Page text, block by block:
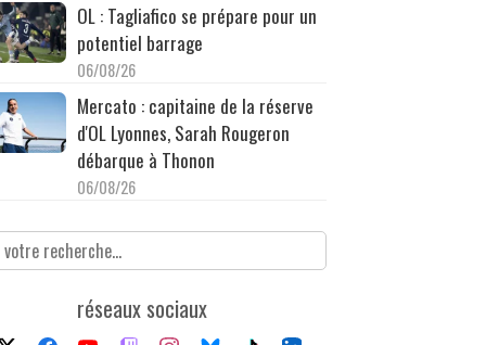
OL : Tagliafico se prépare pour un
potentiel barrage
06/08/26
Mercato : capitaine de la réserve
d'OL Lyonnes, Sarah Rougeron
débarque à Thonon
06/08/26
réseaux sociaux